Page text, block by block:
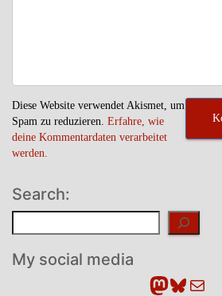
Diese Website verwendet Akismet, um
Spam zu reduzieren. Erfahre, wie
deine Kommentardaten verarbeitet
werden.
Search:
My social media
Mastodon
Bluesky
E-Mail